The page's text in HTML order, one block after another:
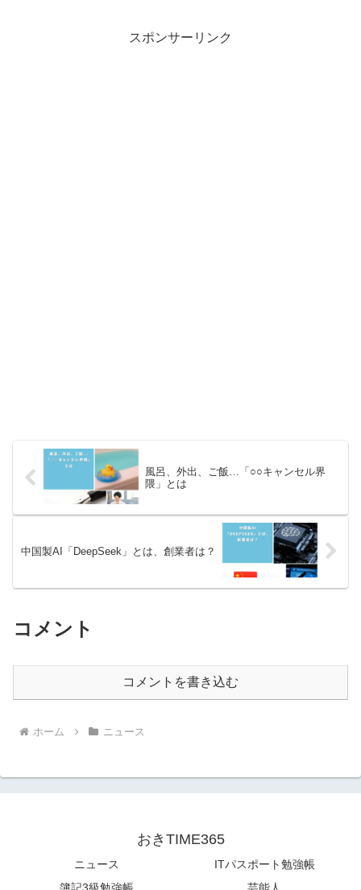
スポンサーリンク
風呂、外出、ご飯…「○○キャンセル界
隈」とは
中国製AI「DeepSeek」とは、創業者は？
コメント
コメントを書き込む
ホーム ニュース
おきTIME365
ニュース
ITパスポート勉強帳